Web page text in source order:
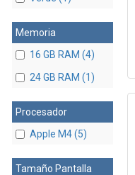
Memoria
16 GB RAM (4)
24 GB RAM (1)
Procesador
Apple M4 (5)
Tamaño Pantalla